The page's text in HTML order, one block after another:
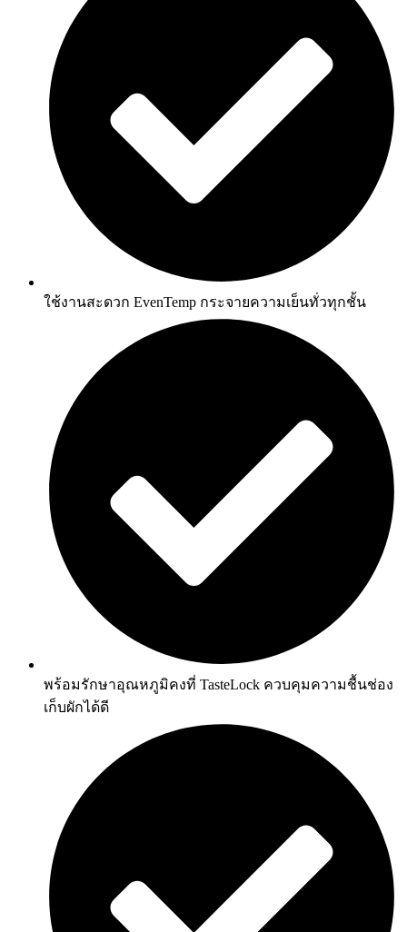
ใช้งานสะดวก EvenTemp กระจายความเย็นทั่วทุกชั้น
พร้อมรักษาอุณหภูมิคงที่ TasteLock ควบคุมความชื้นช่อง
เก็บผักได้ดี